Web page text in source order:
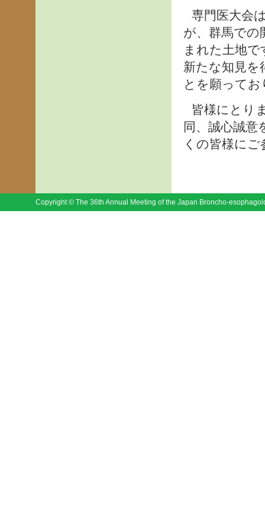
専門医大会
が、群馬での
まれた土地
新たな知見
とを願ってお
皆様にとり
同、誠心誠
くの皆様に
Copyright © The 36th Annual Meeting of the Japan Broncho-